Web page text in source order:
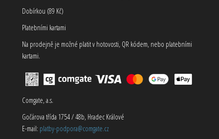
Dobírkou (89 Kč)
Platebními kartami
Na prodejně je možné platit v hotovosti, QR kódem, nebo platebními
kartami.
Comgate, a.s.
Gočárova třída 1754 / 48b, Hradec Králové
E-mail: platby-podpora@comgate.cz